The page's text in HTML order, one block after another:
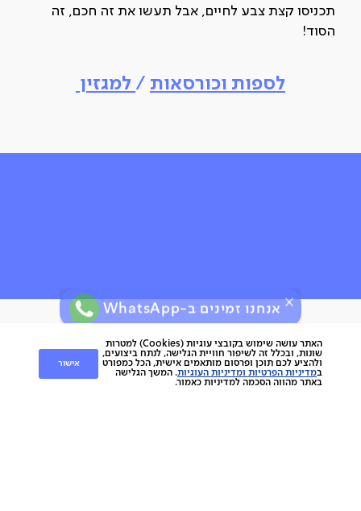
תכניסו קצת צבע לחיים, אבל תעשו את זה חכם, זה
הסוד!
לספות וכורסאות / למגזין
שירות לקוחות
החלפות והחזרות
napo
אנחנו זמינים ב-WhatsApp
האתר עושה שימוש בקובצי עוגיות (Cookies) למטרות
שונות, ובכלל זה לשיפור חוויית הגלישה, לנתח ביצועים,
ולהציע לכם תוכן ופרסום מותאמים אישית, הכל כמפורט
במדיניות הפרטיות ומדיניות העוגיות. המשך הגלישה
באתר מהווה הסכמה למדיניות כאמור.
אישור